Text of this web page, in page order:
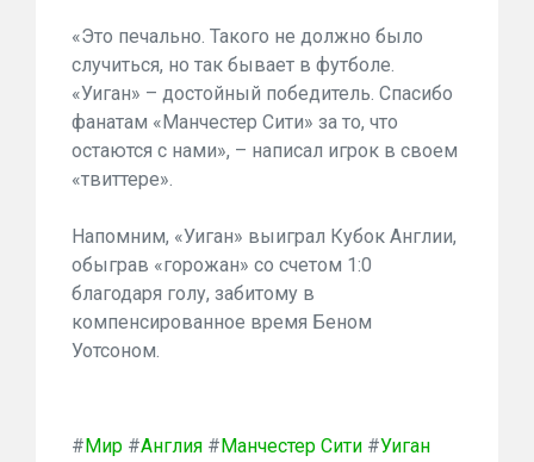
«Это печально. Такого не должно было
случиться, но так бывает в футболе.
«Уиган» – достойный победитель. Спасибо
фанатам «Манчестер Сити» за то, что
остаются с нами», – написал игрок в своем
«твиттере».
Напомним, «Уиган» выиграл Кубок Англии,
обыграв «горожан» со счетом 1:0
благодаря голу, забитому в
компенсированное время Беном
Уотсоном.
#Мир #Англия #Манчестер Сити #Уиган